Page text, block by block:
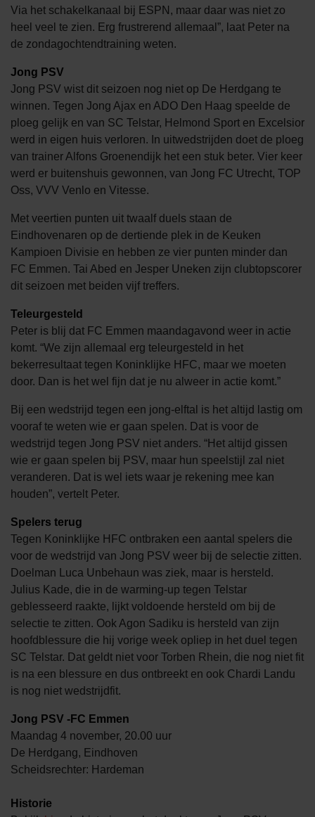
Via het schakelkanaal bij ESPN, maar daar was niet zo
heel veel te zien. Erg frustrerend allemaal”, laat Peter na
de zondagochtendtraining weten.
Jong PSV
Jong PSV wist dit seizoen nog niet op De Herdgang te
winnen. Tegen Jong Ajax en ADO Den Haag speelde de
ploeg gelijk en van SC Telstar, Helmond Sport en Excelsior
werd in eigen huis verloren. In uitwedstrijden doet de ploeg
van trainer Alfons Groenendijk het een stuk beter. Vier keer
werd er buitenshuis gewonnen, van Jong FC Utrecht, TOP
Oss, VVV Venlo en Vitesse.
Met veertien punten uit twaalf duels staan de
Eindhovenaren op de dertiende plek in de Keuken
Kampioen Divisie en hebben ze vier punten minder dan
FC Emmen. Tai Abed en Jesper Uneken zijn clubtopscorer
dit seizoen met beiden vijf treffers.
Teleurgesteld
Peter is blij dat FC Emmen maandagavond weer in actie
komt. “We zijn allemaal erg teleurgesteld in het
bekerresultaat tegen Koninklijke HFC, maar we moeten
door. Dan is het wel fijn dat je nu alweer in actie komt.”
Bij een wedstrijd tegen een jong-elftal is het altijd lastig om
vooraf te weten wie er gaan spelen. Dat is voor de
wedstrijd tegen Jong PSV niet anders. “Het altijd gissen
wie er gaan spelen bij PSV, maar hun speelstijl zal niet
veranderen. Dat is wel iets waar je rekening mee kan
houden”, vertelt Peter.
Spelers terug
Tegen Koninklijke HFC ontbraken een aantal spelers die
voor de wedstrijd van Jong PSV weer bij de selectie zitten.
Doelman Luca Unbehaun was ziek, maar is hersteld.
Julius Kade, die in de warming-up tegen Telstar
geblesseerd raakte, lijkt voldoende hersteld om bij de
selectie te zitten. Ook Agon Sadiku is hersteld van zijn
hoofdblessure die hij vorige week opliep in het duel tegen
SC Telstar. Dat geldt niet voor Torben Rhein, die nog niet fit
is na een blessure en dus ontbreekt en ook Chardi Landu
is nog niet wedstrijdfit.
Jong PSV -FC Emmen
Maandag 4 november, 20.00 uur
De Herdgang, Eindhoven
Scheidsrechter: Hardeman
Historie